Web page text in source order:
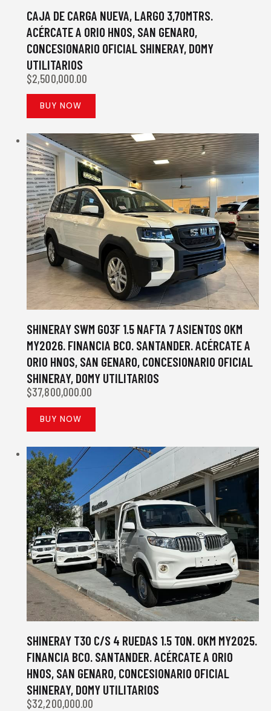
CAJA DE CARGA NUEVA, LARGO 3,70MTRS.
ACÉRCATE A ORIO HNOS, SAN GENARO,
CONCESIONARIO OFICIAL SHINERAY, DOMY
UTILITARIOS
$2,500,000.00
BUY NOW
SHINERAY SWM G03F 1.5 NAFTA 7 ASIENTOS 0KM
MY2026. FINANCIA BCO. SANTANDER. ACÉRCATE A
ORIO HNOS, SAN GENARO, CONCESIONARIO OFICIAL
SHINERAY, DOMY UTILITARIOS
$37,800,000.00
BUY NOW
SHINERAY T30 C/S 4 RUEDAS 1.5 TON. 0KM MY2025.
FINANCIA BCO. SANTANDER. ACÉRCATE A ORIO
HNOS, SAN GENARO, CONCESIONARIO OFICIAL
SHINERAY, DOMY UTILITARIOS
$32,200,000.00